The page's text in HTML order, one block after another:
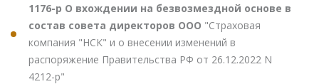
1176-р О вхождении на безвозмездной основе в
состав совета директоров ООО "Страховая
компания "НСК" и о внесении изменений в
распоряжение Правительства РФ от 26.12.2022 N
4212-р"